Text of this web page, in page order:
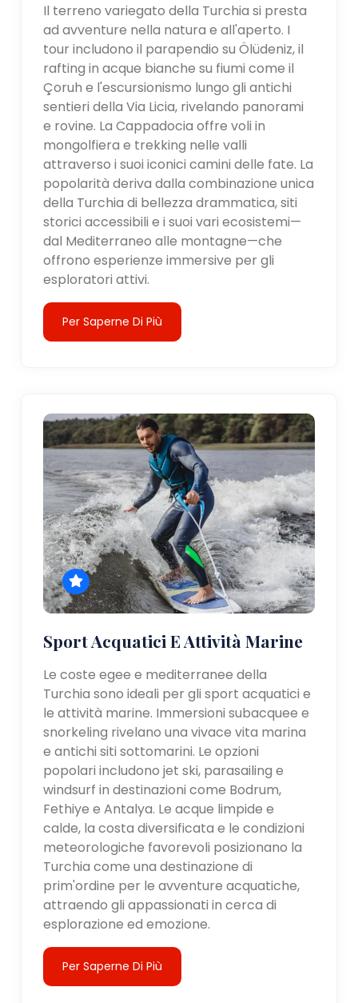
Il terreno variegato della Turchia si presta
ad avventure nella natura e all'aperto. I
tour includono il parapendio su Ölüdeniz, il
rafting in acque bianche su fiumi come il
Çoruh e l'escursionismo lungo gli antichi
sentieri della Via Licia, rivelando panorami
e rovine. La Cappadocia offre voli in
mongolfiera e trekking nelle valli
attraverso i suoi iconici camini delle fate. La
popolarità deriva dalla combinazione unica
della Turchia di bellezza drammatica, siti
storici accessibili e i suoi vari ecosistemi—
dal Mediterraneo alle montagne—che
offrono esperienze immersive per gli
esploratori attivi.
Per Saperne Di Più
Sport Acquatici E Attività Marine
Le coste egee e mediterranee della
Turchia sono ideali per gli sport acquatici e
le attività marine. Immersioni subacquee e
snorkeling rivelano una vivace vita marina
e antichi siti sottomarini. Le opzioni
popolari includono jet ski, parasailing e
windsurf in destinazioni come Bodrum,
Fethiye e Antalya. Le acque limpide e
calde, la costa diversificata e le condizioni
meteorologiche favorevoli posizionano la
Turchia come una destinazione di
prim'ordine per le avventure acquatiche,
attraendo gli appassionati in cerca di
esplorazione ed emozione.
Per Saperne Di Più